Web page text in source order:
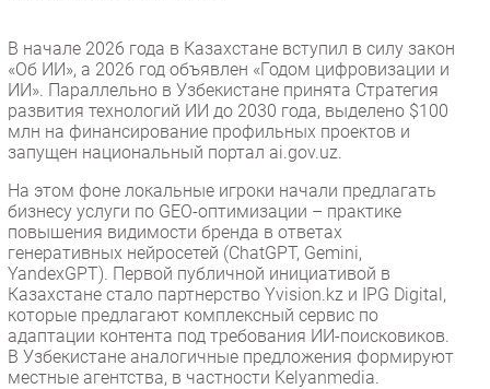
Интервью
Мероприятия
Проекты
IT класс
Каталог компаний
В начале 2026 года в Казахстане вступил в силу закон
«Об ИИ», а 2026 год объявлен «Годом цифровизации и
ИИ». Параллельно в Узбекистане принята Стратегия
развития технологий ИИ до 2030 года, выделено $100
млн на финансирование профильных проектов и
запущен национальный портал ai.gov.uz.
На этом фоне локальные игроки начали предлагать
бизнесу услуги по GEO-оптимизации – практике
повышения видимости бренда в ответах
генеративных нейросетей (ChatGPT, Gemini,
YandexGPT). Первой публичной инициативой в
Казахстане стало партнерство Yvision.kz и IPG Digital,
которые предлагают комплексный сервис по
адаптации контента под требования ИИ-поисковиков.
В Узбекистане аналогичные предложения формируют
местные агентства, в частности Kelyanmedia.